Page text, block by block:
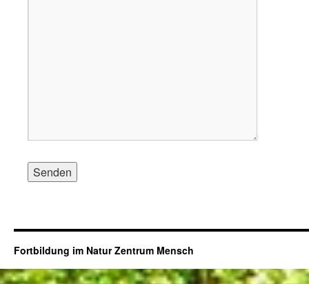
Fortbildung im Natur Zentrum Mensch